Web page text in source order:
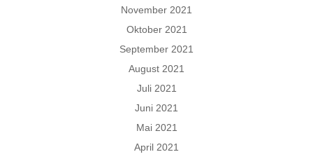
November 2021
Oktober 2021
September 2021
August 2021
Juli 2021
Juni 2021
Mai 2021
April 2021